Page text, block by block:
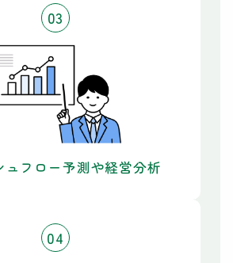
03
ュフロー予測や経営分析
04